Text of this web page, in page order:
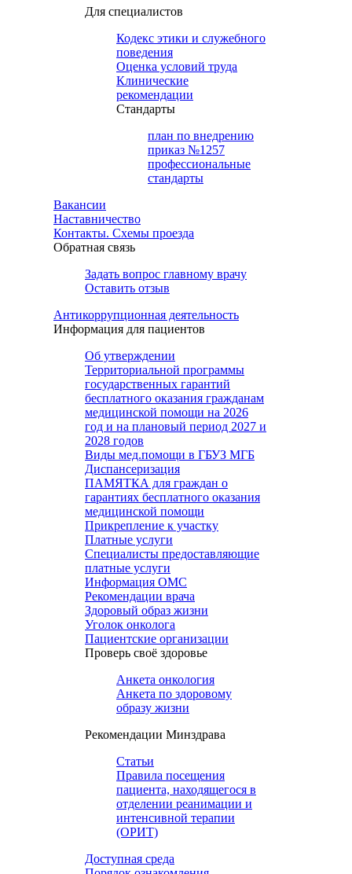
Для специалистов
Кодекс этики и служебного
поведения
Оценка условий труда
Клинические
рекомендации
Cтандарты
план по внедрению
приказ №1257
профессиональные
стандарты
Вакансии
Наставничество
Контакты. Схемы проезда
Обратная связь
Задать вопрос главному врачу
Оставить отзыв
Антикоррупционная деятельность
Информация для пациентов
Об утверждении
Территориальной программы
государственных гарантий
бесплатного оказания гражданам
медицинской помощи на 2026
год и на плановый период 2027 и
2028 годов
Виды мед.помощи в ГБУЗ МГБ
Диспансеризация
ПАМЯТКА для граждан о
гарантиях бесплатного оказания
медицинской помощи
Прикрепление к участку
Платные услуги
Специалисты предоставляющие
платные услуги
Информация ОМС
Рекомендации врача
Здоровый образ жизни
Уголок онколога
Пациентские организации
Проверь своё здоровье
Анкета онкология
Анкета по здоровому
образу жизни
Рекомендации Минздрава
Статьи
Правила посещения
пациента, находящегося в
отделении реанимации и
интенсивной терапии
(ОРИТ)
Доступная среда